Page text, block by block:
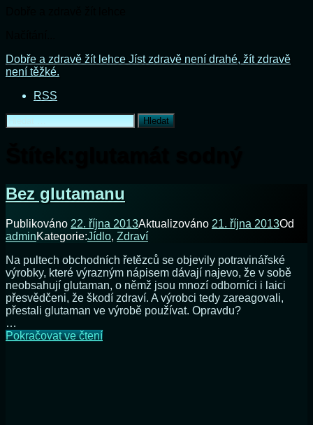
Přejít
k
webu
Dobře a zdravě žít lehce Jíst zdravě není drahé, žít zdravě
není těžké.
RSS
Vyhledávání
Bez glutamanu
Publikováno 22. října 2013Aktualizováno 21. října 2013Od
adminKategorie:Jídlo, Zdraví
Na pultech obchodních řetězců se objevily potravinářské
výrobky, které výrazným nápisem dávají najevo, že v sobě
neobsahují glutaman, o němž jsou mnozí odborníci i laici
přesvědčeni, že škodí zdraví. A výrobci tedy zareagovali,
přestali glutaman ve výrobě používat. Opravdu?
…
Pokračovat ve čteníBez